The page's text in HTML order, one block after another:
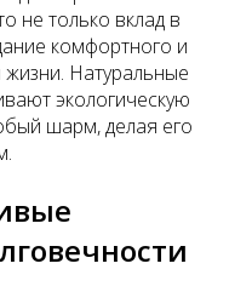
не только вклад в
комфортного и
жизни. Натуральные
экологическую
шарм, делая его